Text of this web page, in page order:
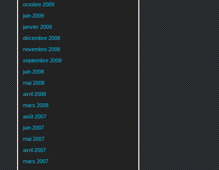
octobre 2009
juin 2009
janvier 2009
décembre 2008
novembre 2008
septembre 2008
juin 2008
mai 2008
avril 2008
mars 2008
août 2007
juin 2007
mai 2007
avril 2007
mars 2007